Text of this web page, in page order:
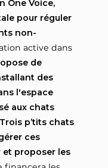
One Voice,
pour réguler
non-
active dans
de
des
l'espace
aux chats
p’tits chats
ces
et proposer les